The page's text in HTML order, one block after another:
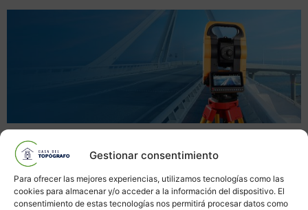
Gestionar consentimiento
Para ofrecer las mejores experiencias, utilizamos tecnologías como las
cookies para almacenar y/o acceder a la información del dispositivo. El
consentimiento de estas tecnologías nos permitirá procesar datos como
Revoluciona la Topografía Moderna Introducción:
Bienvenidos a nuestro blog en Casa Del Topógrafo,
donde nos comprometemos a proporcionar información
útil y actualizada sobre equipos y técnicas de